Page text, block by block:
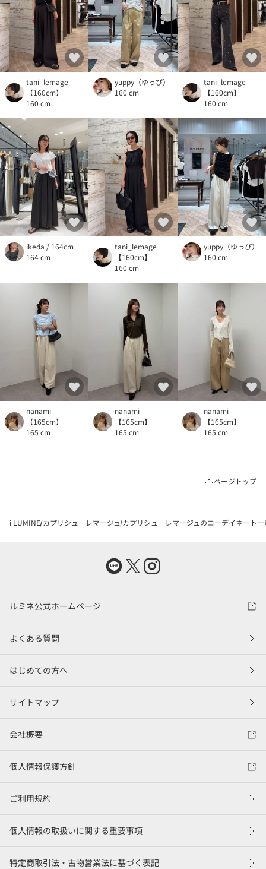
tani_lemage
【160cm】
160 cm
yuppy（ゆっぴ）
160 cm
tani_lemage
【160cm】
160 cm
ikeda / 164cm
164 cm
tani_lemage
【160cm】
160 cm
yuppy（ゆっぴ）
160 cm
nanami
【165cm】
165 cm
nanami
【165cm】
165 cm
nanami
【165cm】
165 cm
ページトップ
i LUMINE カプリシュ レマージュ カプリシュ レマージュのコーデイネート一
ルミネ公式ホームページ
よくある質問
はじめての方へ
サイトマップ
会社概要
個人情報保護方針
ご利用規約
個人情報の取扱いに関する重要事項
特定商取引法・古物営業法に基づく表記